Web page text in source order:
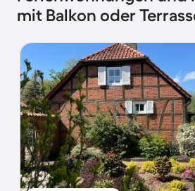
mit Balkon oder